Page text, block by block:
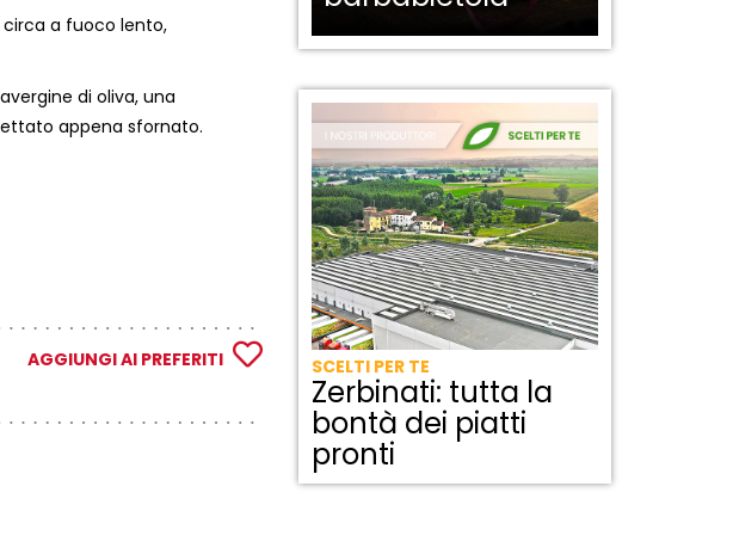
a fuoco lento,
di oliva, una
appena sfornato.
AGGIUNGI AI PREFERITI SCELTI PER TE
Zerbinati: tutta la
bontà dei piatti
pronti